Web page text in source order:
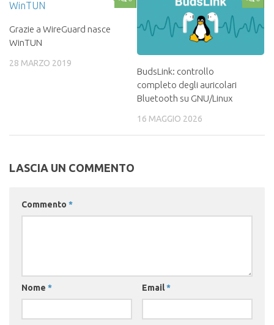
Grazie a WireGuard nasce
WinTUN
28 MARZO 2019
BudsLink: controllo
completo degli auricolari
Bluetooth su GNU/Linux
16 MAGGIO 2026
LASCIA UN COMMENTO
Commento *
Nome * Email*